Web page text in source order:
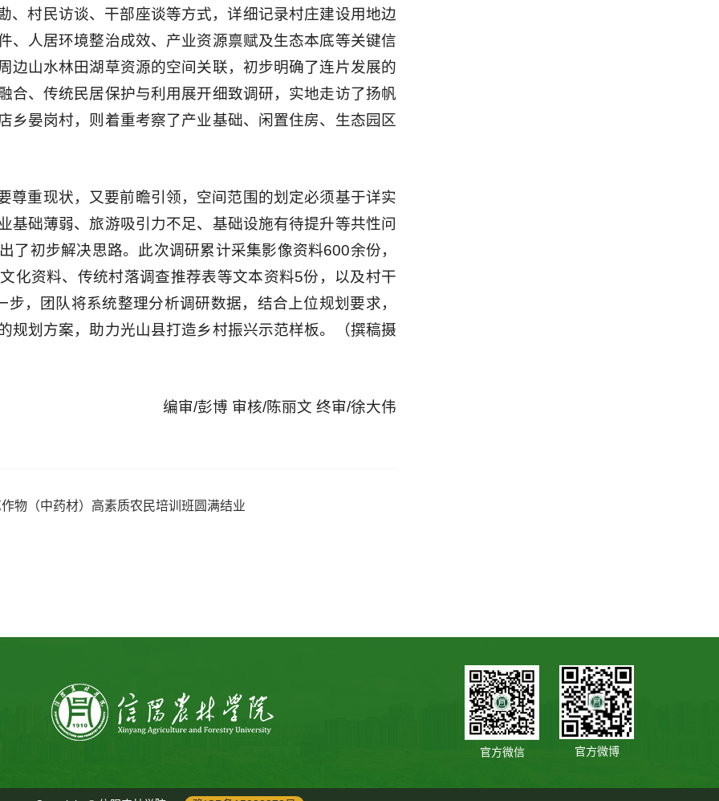
、村民访谈、干部座谈等方式，详细记录村庄建设用地边
、人居环境整治成效、产业资源禀赋及生态本底等关键信
边山水林田湖草资源的空间关联，初步明确了连片发展的
合、传统民居保护与利用展开细致调研，实地走访了扬帆
乡晏岗村，则着重考察了产业基础、闲置住房、生态园区
尊重现状，又要前瞻引领，空间范围的划定必须基于详实
基础薄弱、旅游吸引力不足、基础设施有待提升等共性问
了初步解决思路。此次调研累计采集影像资料600余份，
化资料、传统村落调查推荐表等文本资料5份，以及村干
，团队将系统整理分析调研数据，结合上位规划要求，
规划方案，助力光山县打造乡村振兴示范样板。（撰稿摄
编审/彭博 审核/陈丽文 终审/徐大伟
物（中药材）高素质农民培训班圆满结业
官方微信 官方微博